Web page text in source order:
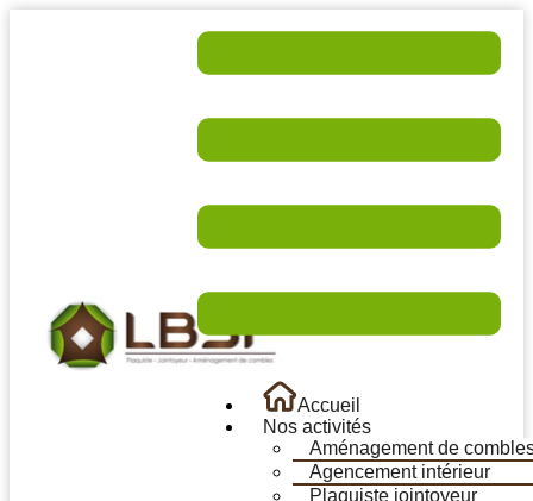
Accueil
Nos activités
Aménagement de
Agencement intérieur
Plaquiste jointoyeur